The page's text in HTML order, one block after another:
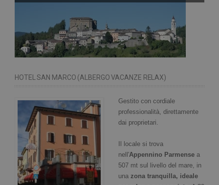
HOTEL SAN MARCO (ALBERGO VACANZE RELAX)
Gestito con cordiale
professionalità, direttamente
dai proprietari.
Il locale si trova
nell'Appennino Parmense a
507 mt sul livello del mare, in
una zona tranquilla, ideale